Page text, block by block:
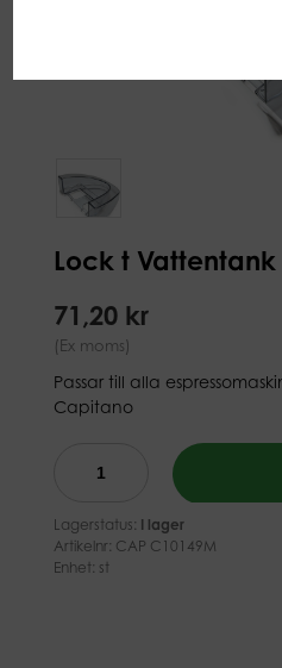
Lock t Vattentank
71,20 kr
(Ex moms)
Passar till alla
Capitano
Lagerstatus: I lager
Artikelnr: CAP C10149M
Enhet: st